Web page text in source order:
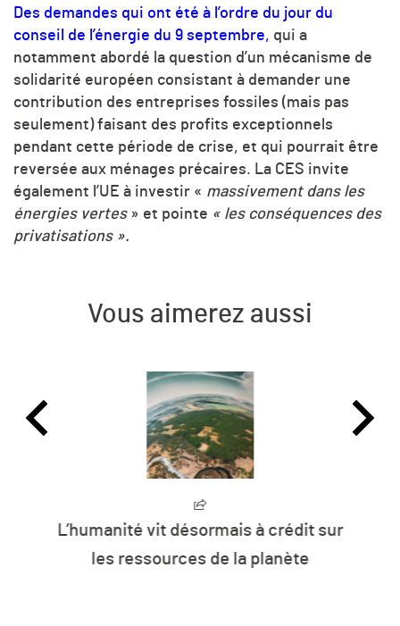
Des demandes qui ont été à l’ordre du jour du
conseil de l’énergie du 9 septembre, qui a
notamment abordé la question d’un mécanisme de
solidarité européen consistant à demander une
contribution des entreprises fossiles (mais pas
seulement) faisant des profits exceptionnels
pendant cette période de crise, et qui pourrait être
reversée aux ménages précaires. La CES invite
également l’UE à investir « massivement dans les
énergies vertes» et pointe « les conséquences des
privatisations ».
Vous aimerez aussi
L’humanité vit désormais à crédit sur
les ressources de la planète